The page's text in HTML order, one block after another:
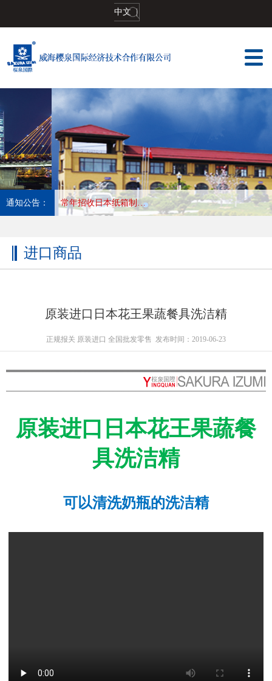
中文 |
通知公告： 常年招收日本塑料薄膜加工印刷,长年合作优秀会社，收入高，待遇好，工作地:大阪
进口商品
原装进口日本花王果蔬餐具洗洁精
正规报关 原装进口 全国批发零售 发布时间：2019-06-23
原装进口日本花王果蔬餐
具洗洁精
可以清洗奶瓶的洗洁精